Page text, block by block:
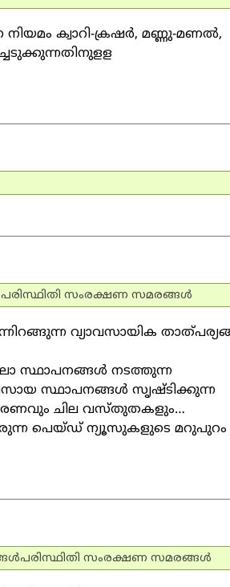
ക്വാറി-ക്രഷര്‍, മണ്ണു-മണല്‍,
പരിസ്ഥിതി സംരക്ഷണ സമരങ്ങള്‍
വ്യാവസായിക
സ്ഥാപനങ്ങള്‍ നടത്തുന്ന
സ്ഥാപനങ്ങള്‍ സൃഷ്ടിക്കുന്ന
ചില വസ്തുതകളും…
പെയ്ഡ് ന്യൂസുകളുടെ മറുപുറം
പരിസ്ഥിതി സംരക്ഷണ സമരങ്ങള്‍